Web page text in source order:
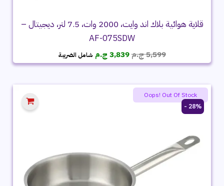
قلاية هوائية بلاك اند وايت، 2000 وات، 7.5 لتر، ديجيتال –
AF-075SDW
5,599ج.مالسعر
الأصلي
5,599 ج.م.
3,839 ج.م السعر
الحالي
3,839 ج.م.
شامل الضريبة
28% -
Oops! Out Of Stock